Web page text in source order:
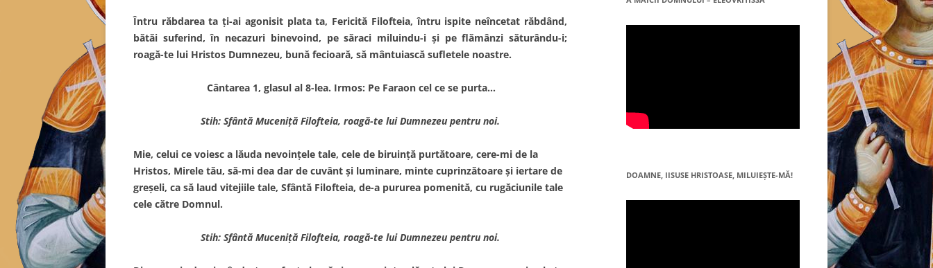
Întru răbdarea ta ţi-ai agonisit plata ta, Fericită Filofteia, întru ispite neîncetat răbdând,
bătăi suferind, în necazuri binevoind, pe săraci miluindu-i şi pe flămânzi săturându-i;
roagă-te lui Hristos Dumnezeu, bună fecioară, să mântuiască sufletele noastre.
Cântarea 1, glasul al 8-lea. Irmos: Pe Faraon cel ce se purta…
Stih: Sfântă Muceniţă Filofteia, roagă-te lui Dumnezeu pentru noi.
Mie, celui ce voiesc a lăuda nevoinţele tale, cele de biruinţă purtătoare, cere-mi de la
Hristos, Mirele tău, să-mi dea dar de cuvânt şi luminare, minte cuprinzătoare şi iertare de
greşeli, ca să laud vitejiile tale, Sfântă Filofteia, de-a pururea pomenită, cu rugăciunile tale
cele către Domnul.
Stih: Sfântă Muceniţă Filofteia, roagă-te lui Dumnezeu pentru noi.
DOAMNE, IISUSE HRISTOASE, MILUIEŞTE-MĂ!